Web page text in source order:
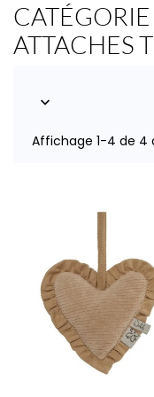
ATTACHES

Affichage 1-4 de 4